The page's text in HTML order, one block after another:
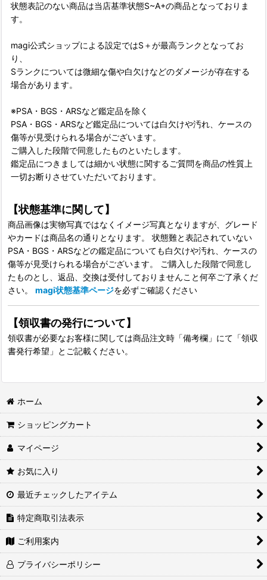
状態表記のない商品は当店基準状態S~A+の商品となっておりま
す。
magi公式ショップによる設定ではS＋が最高ランクとなってお
り、
Sランクについては微細な傷や白欠けなどのダメージが存在する
場合があります。
※PSA・BGS・ARSなど鑑定品を除く
PSA・BGS・ARSなど鑑定品については白欠けや汚れ、ケースの
傷等が見受けられる場合がございます。
ご購入した段階で同意したものといたします。
鑑定品につきましては細かい状態に関するご質問を商品の性質上
一切お断りさせていただいております。
【状態基準に関して】
商品画像は実物写真ではなくイメージ写真となりますが、グレード
やカードは商品名の通りとなります。 状態難と表記されていない
PSA・BGS・ARSなどの鑑定品についても白欠けや汚れ、ケースの
傷等が見受けられる場合がございます。 ご購入した段階で同意し
たものとし、返品、交換は受付しておりませんこと何卒ご了承くだ
さい。 magi状態基準ページを必ずご確認ください
【領収書の発行について】
領収書が必要なお客様に関しては商品注文時「備考欄」にて「領収
書発行希望」とご記載ください。
ホーム
ショッピングカート
マイページ
お気に入り
最近チェックしたアイテム
特定商取引法表示
ご利用案内
プライバシーポリシー